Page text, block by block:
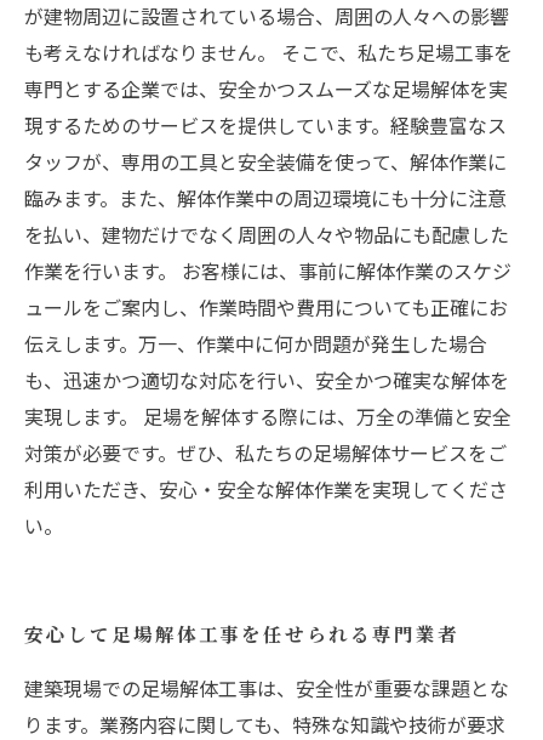
が建物周辺に設置されている場合、周囲の人々への影響
も考えなければなりません。 そこで、私たち足場工事を
専門とする企業では、安全かつスムーズな足場解体を実
現するためのサービスを提供しています。経験豊富なス
タッフが、専用の工具と安全装備を使って、解体作業に
臨みます。また、解体作業中の周辺環境にも十分に注意
を払い、建物だけでなく周囲の人々や物品にも配慮した
作業を行います。 お客様には、事前に解体作業のスケジ
ュールをご案内し、作業時間や費用についても正確にお
伝えします。万一、作業中に何か問題が発生した場合
も、迅速かつ適切な対応を行い、安全かつ確実な解体を
実現します。 足場を解体する際には、万全の準備と安全
対策が必要です。ぜひ、私たちの足場解体サービスをご
利用いただき、安心・安全な解体作業を実現してくださ
い。
安心して足場解体工事を任せられる専門業者
建築現場での足場解体工事は、安全性が重要な課題とな
ります。業務内容に関しても、特殊な知識や技術が要求